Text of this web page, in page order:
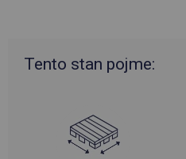
Tento stan pojme: